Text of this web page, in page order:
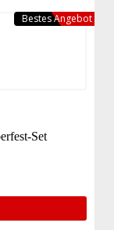
Set
Bestes Angebot